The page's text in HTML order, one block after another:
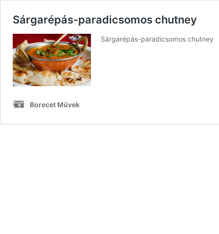
Sárgarépás-paradicsomos chutney
Sárgarépás-paradicsomos chutney
Borecet Művek